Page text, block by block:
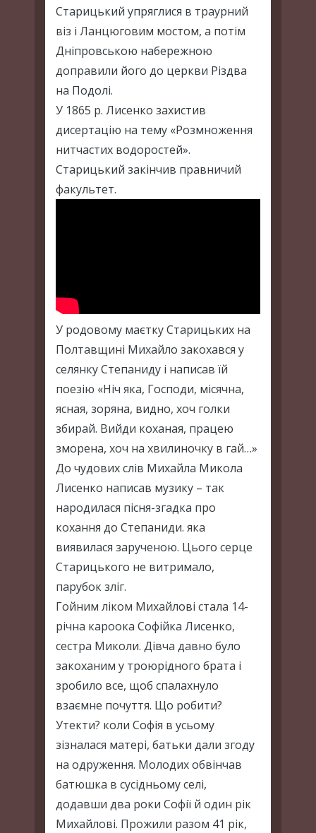
Старицький упряглися в траурний
віз і Ланцюговим мостом, а потім
Дніпровською набережною
доправили його до церкви Різдва
на Подолі.
У 1865 р. Лисенко захистив
дисертацію на тему «Розмноження
нитчастих водоростей».
Старицький закінчив правничий
факультет.
У родовому маєтку Старицьких на
Полтавщині Михайло закохався у
селянку Степаниду і написав їй
поезію «Ніч яка, Господи, місячна,
ясная, зоряна, видно, хоч голки
збирай. Вийди коханая, працею
зморена, хоч на хвилиночку в гай…»
До чудових слів Михайла Микола
Лисенко написав музику – так
народилася пісня-згадка про
кохання до Степаниди. яка
виявилася зарученою. Цього серце
Старицького не витримало,
парубок зліг.
Гойним ліком Михайлові стала 14-
річна кароока Софійка Лисенко,
сестра Миколи. Дівча давно було
закоханим у троюрідного брата і
зробило все, щоб спалахнуло
взаємне почуття. Що робити?
Утекти? коли Софія в усьому
зізналася матері, батьки дали згоду
на одруження. Молодих обвінчав
батюшка в сусідньому селі,
додавши два роки Софії й один рік
Михайлові. Прожили разом 41 рік,